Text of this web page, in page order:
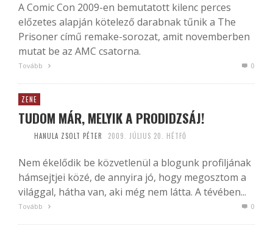
A Comic Con 2009-en bemutatott kilenc perces
előzetes alapján kötelező darabnak tűnik a The
Prisoner című remake-sorozat, amit novemberben
mutat be az AMC csatorna.
Tovább 0
ZENE
TUDOM MÁR, MELYIK A PRODIDZSÁJ!
HANULA ZSOLT PÉTER 2009. JÚLIUS 20. HÉTFŐ
Nem ékelődik be közvetlenül a blogunk profiljának
hámsejtjei közé, de annyira jó, hogy megosztom a
világgal, hátha van, aki még nem látta. A tévében...
Tovább 0